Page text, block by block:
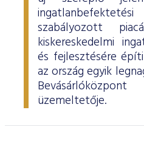
szabályozott
kiskereskedelmi
és fejlesztésére
az ország egyik
üzemeltetője.